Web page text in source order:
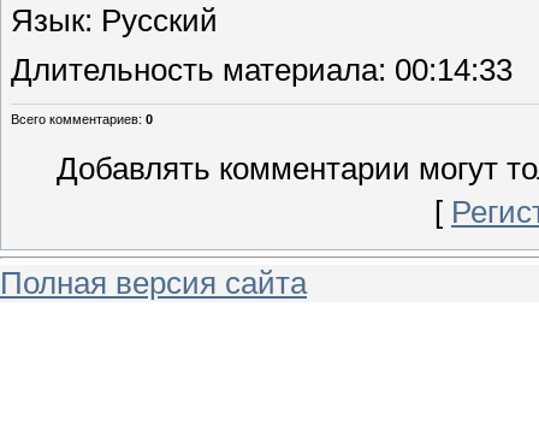
Язык: Русский
Длительность материала: 00:14:33
Всего комментариев: 0
Добавлять комментарии могут
[
Полная версия сайта